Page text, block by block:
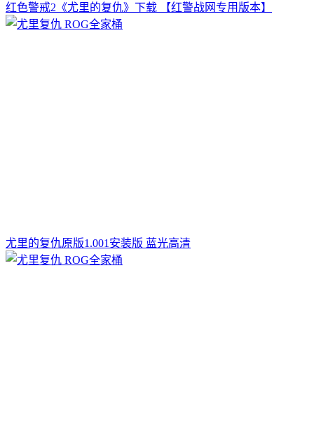
红色警戒2《尤里的复仇》下载 【红警战网专用版本】
尤里的复仇原版1.001安装版 蓝光高清